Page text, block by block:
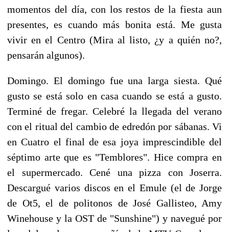
momentos del día, con los restos de la fiesta aun
presentes, es cuando más bonita está. Me gusta
vivir en el Centro (Mira al listo, ¿y a quién no?,
pensarán algunos).
Domingo. El domingo fue una larga siesta. Qué
gusto se está solo en casa cuando se está a gusto.
Terminé de fregar. Celebré la llegada del verano
con el ritual del cambio de edredón por sábanas. Vi
en Cuatro el final de esa joya imprescindible del
séptimo arte que es "Temblores". Hice compra en
el supermercado. Cené una pizza con Joserra.
Descargué varios discos en el Emule (el de Jorge
de Ot5, el de politonos de José Gallisteo, Amy
Winehouse y la OST de "Sunshine") y navegué por